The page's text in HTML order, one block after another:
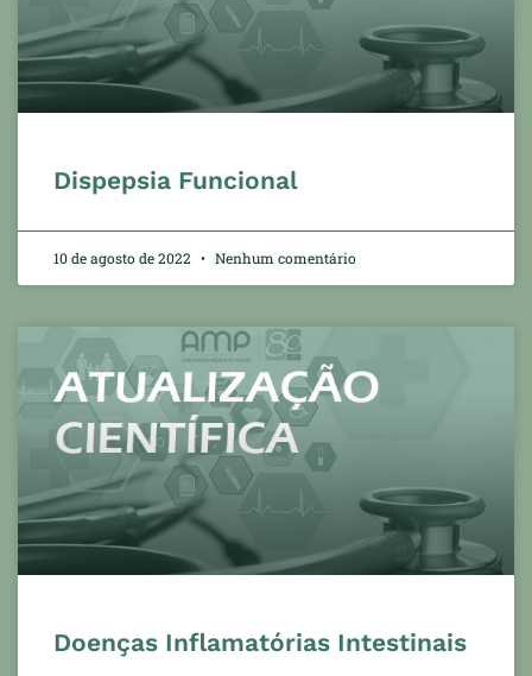
Dispepsia Funcional
10 de agosto de 2022 Nenhum comentário
Doenças Inflamatórias Intestinais